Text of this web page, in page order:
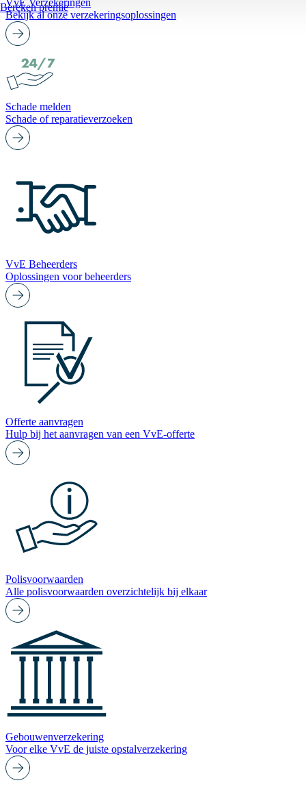
Bereken premie
Bekijk al onze verzekeringsoplossingen
Schade melden
Schade of reparatieverzoeken
VvE Beheerders
Oplossingen voor beheerders
Offerte aanvragen
Hulp bij het aanvragen van een VvE-offerte
Polisvoorwaarden
Alle polisvoorwaarden overzichtelijk bij elkaar
Gebouwenverzekering
Voor elke VvE de juiste opstalverzekering